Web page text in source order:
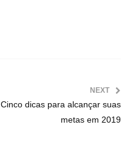
NEXT
Cinco dicas para alcançar suas
metas em 2019